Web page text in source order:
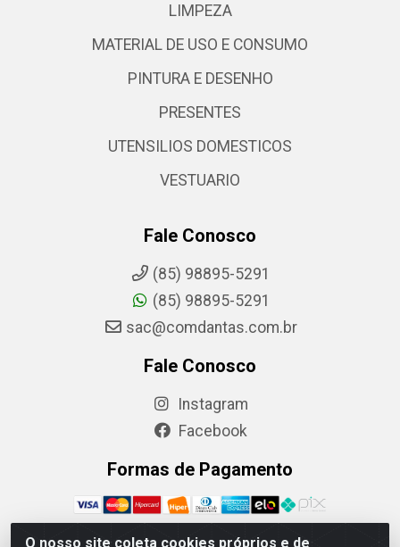
O nosso site coleta cookies próprios e de
LIMPEZA
MATERIAL DE USO E CONSUMO
PINTURA E DESENHO
PRESENTES
UTENSILIOS DOMESTICOS
VESTUARIO
Fale Conosco
(85) 98895-5291
(85) 98895-5291
sac@comdantas.com.br
Fale Conosco
Instagram
Facebook
Formas de Pagamento